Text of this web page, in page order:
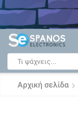
Δείτε
Αρχική σελίδα